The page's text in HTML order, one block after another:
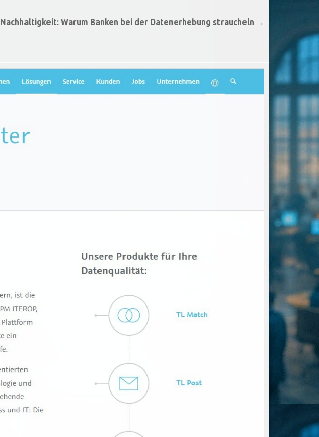
Nachhaltigkeit: Warum Banken bei der Datenerhebung straucheln →